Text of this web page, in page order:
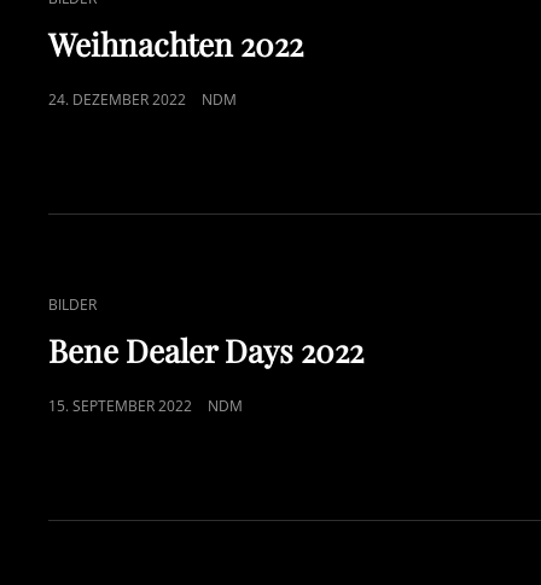
LINKS
Weihnachten 2022
POSTED
24. DEZEMBER 2022 NDM
CAT
LINKS
BILDER
Bene Dealer Days 2022
POSTED
15. SEPTEMBER 2022 NDM